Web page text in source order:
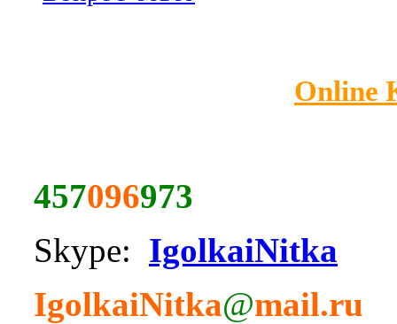
Online
457096973
Skype: IgolkaiNitka
IgolkaiNitka@mail.ru